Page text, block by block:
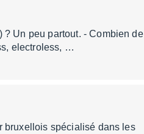
Un peu partout. - Combien de
electroless, …
bruxellois spécialisé dans les